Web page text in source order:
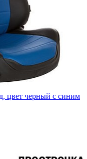
цвет черный с синим